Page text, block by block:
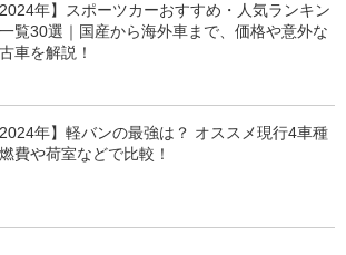
2024年】スポーツカーおすすめ・人気ランキン
覧30選｜国産から海外車まで、価格や意外な
車を解説！
2024年】軽バンの最強は？ オススメ現行4車種
費や荷室などで比較！